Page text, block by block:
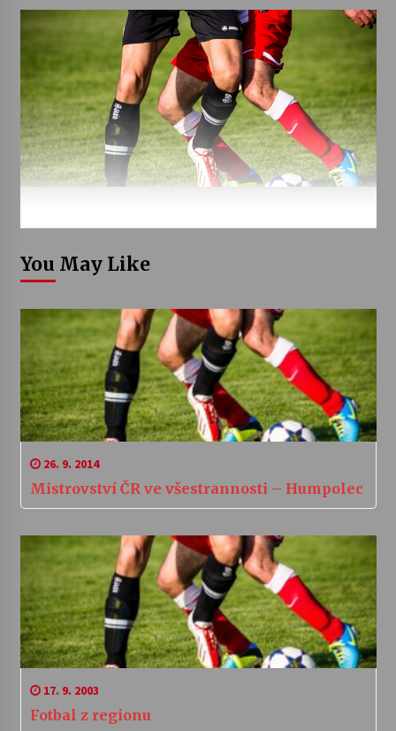
You May Like
26. 9. 2014
Mistrovství ČR ve všestrannosti – Humpolec
17. 9. 2003
Fotbal z regionu